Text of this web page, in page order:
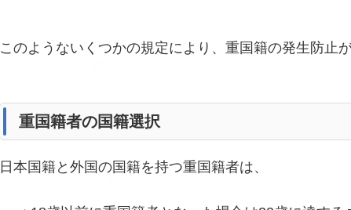
このようないくつかの規定により、重国籍の発生防止
重国籍者の国籍選択
日本国籍と外国の国籍を持つ重国籍者は、